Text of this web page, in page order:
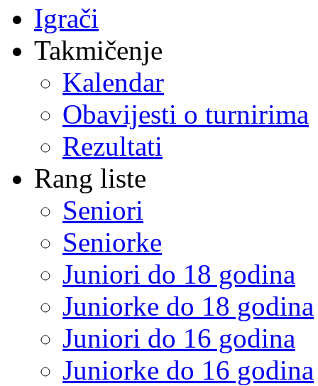
Igrači
Takmičenje
Kalendar
Obavijesti o turnirima
Rezultati
Rang liste
Seniori
Seniorke
Juniori do 18 godina
Juniorke do 18 godina
Juniori do 16 godina
Juniorke do 16 godina